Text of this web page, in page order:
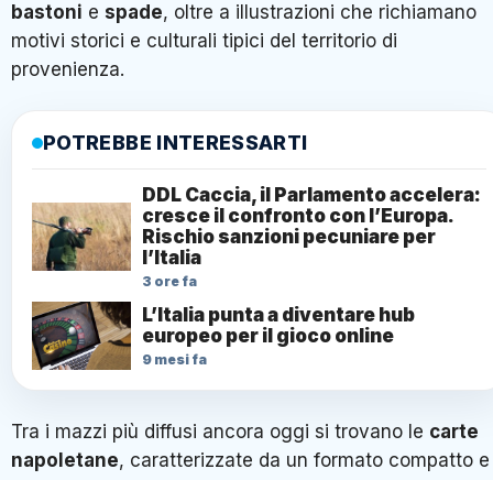
bastoni e spade, oltre a illustrazioni che richiamano
motivi storici e culturali tipici del territorio di
provenienza.
POTREBBE INTERESSARTI
DDL Caccia, il Parlamento accelera:
cresce il confronto con l’Europa.
Rischio sanzioni pecuniare per
l’Italia
3 ore fa
L’Italia punta a diventare hub
europeo per il gioco online
9 mesi fa
Tra i mazzi più diffusi ancora oggi si trovano le carte
napoletane, caratterizzate da un formato compatto e